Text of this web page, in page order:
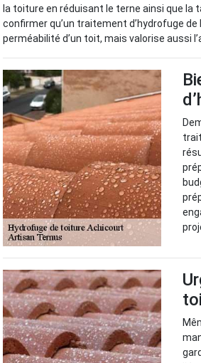
la toiture en réduisant le terne ainsi que la
confirmer qu’un traitement d’hydrofuge
perméabilité d’un toit, mais valorise aussi